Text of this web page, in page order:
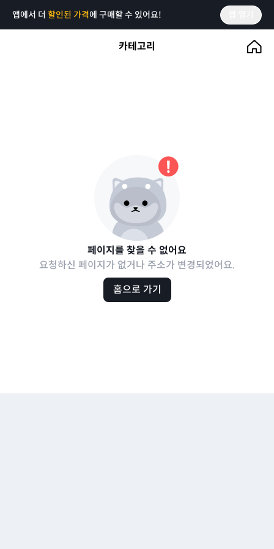
앱에서 더 할인된 가격에 구매할 수 있어요!
카테고리
페이지를 찾을 수 없어요
요청하신 페이지가 없거나 주소가 변경되었어요.
홈으로 가기